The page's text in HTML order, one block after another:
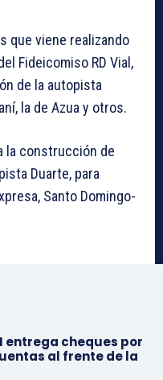
que viene realizando
Fideicomiso RD Vial,
de la autopista
la de Azua y otros.
la construcción de
Duarte, para
Santo Domingo-
entrega cheques por
al frente de la